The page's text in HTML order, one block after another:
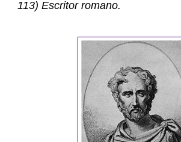
113) Escritor romano.